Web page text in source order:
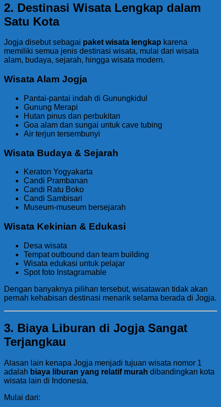
2. Destinasi Wisata Lengkap dalam
Satu Kota
Jogja disebut sebagai paket wisata lengkap karena
memiliki semua jenis destinasi wisata, mulai dari wisata
alam, budaya, sejarah, hingga wisata modern.
Wisata Alam Jogja
Pantai-pantai indah di Gunungkidul
Gunung Merapi
Hutan pinus dan perbukitan
Goa alam dan sungai untuk cave tubing
Air terjun tersembunyi
Wisata Budaya & Sejarah
Keraton Yogyakarta
Candi Prambanan
Candi Ratu Boko
Candi Sambisari
Museum-museum bersejarah
Wisata Kekinian & Edukasi
Desa wisata
Tempat outbound dan team building
Wisata edukasi untuk pelajar
Spot foto Instagramable
Dengan banyaknya pilihan tersebut, wisatawan tidak akan
pernah kehabisan destinasi menarik selama berada di Jogja.
3. Biaya Liburan di Jogja Sangat
Terjangkau
Alasan lain kenapa Jogja menjadi tujuan wisata nomor 1
adalah biaya liburan yang relatif murah dibandingkan kota
wisata lain di Indonesia.
Mulai dari: